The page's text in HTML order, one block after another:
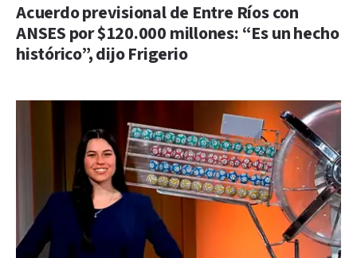
Acuerdo previsional de Entre Ríos con
ANSES por $120.000 millones: “Es un hecho
histórico”, dijo Frigerio